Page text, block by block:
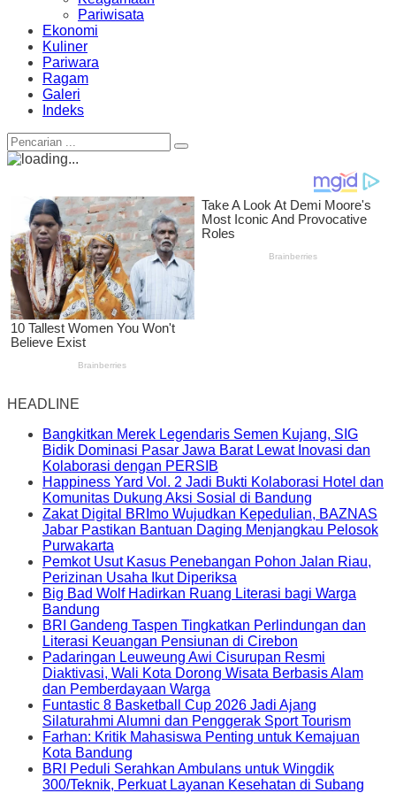
Pariwisata
Ekonomi
Kuliner
Pariwara
Ragam
Galeri
Indeks
HEADLINE
Bangkitkan Merek Legendaris Semen Kujang, SIG
Bidik Dominasi Pasar Jawa Barat Lewat Inovasi dan
Kolaborasi dengan PERSIB
Happiness Yard Vol. 2 Jadi Bukti Kolaborasi Hotel dan
Komunitas Dukung Aksi Sosial di Bandung
Zakat Digital BRImo Wujudkan Kepedulian, BAZNAS
Jabar Pastikan Bantuan Daging Menjangkau Pelosok
Purwakarta
Pemkot Usut Kasus Penebangan Pohon Jalan Riau,
Perizinan Usaha Ikut Diperiksa
Big Bad Wolf Hadirkan Ruang Literasi bagi Warga
Bandung
BRI Gandeng Taspen Tingkatkan Perlindungan dan
Literasi Keuangan Pensiunan di Cirebon
Padaringan Leuweung Awi Cisurupan Resmi
Diaktivasi, Wali Kota Dorong Wisata Berbasis Alam
dan Pemberdayaan Warga
Funtastic 8 Basketball Cup 2026 Jadi Ajang
Silaturahmi Alumni dan Penggerak Sport Tourism
Farhan: Kritik Mahasiswa Penting untuk Kemajuan
Kota Bandung
BRI Peduli Serahkan Ambulans untuk Wingdik
300/Teknik, Perkuat Layanan Kesehatan di Subang